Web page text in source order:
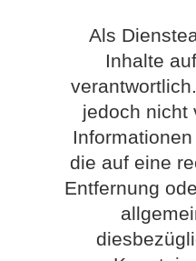
Als
Inhalte
jedoch nicht
die auf eine
Entfernung